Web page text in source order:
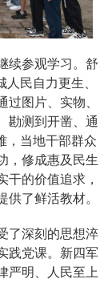
续参观学习。舒
民自力更生、
图片、实物、
勘测到开凿、通
，当地干部群众
，修成惠及民生
干的价值追求，
了鲜活教材。
了深刻的思想淬
践党课。新四军
严明、人民至上